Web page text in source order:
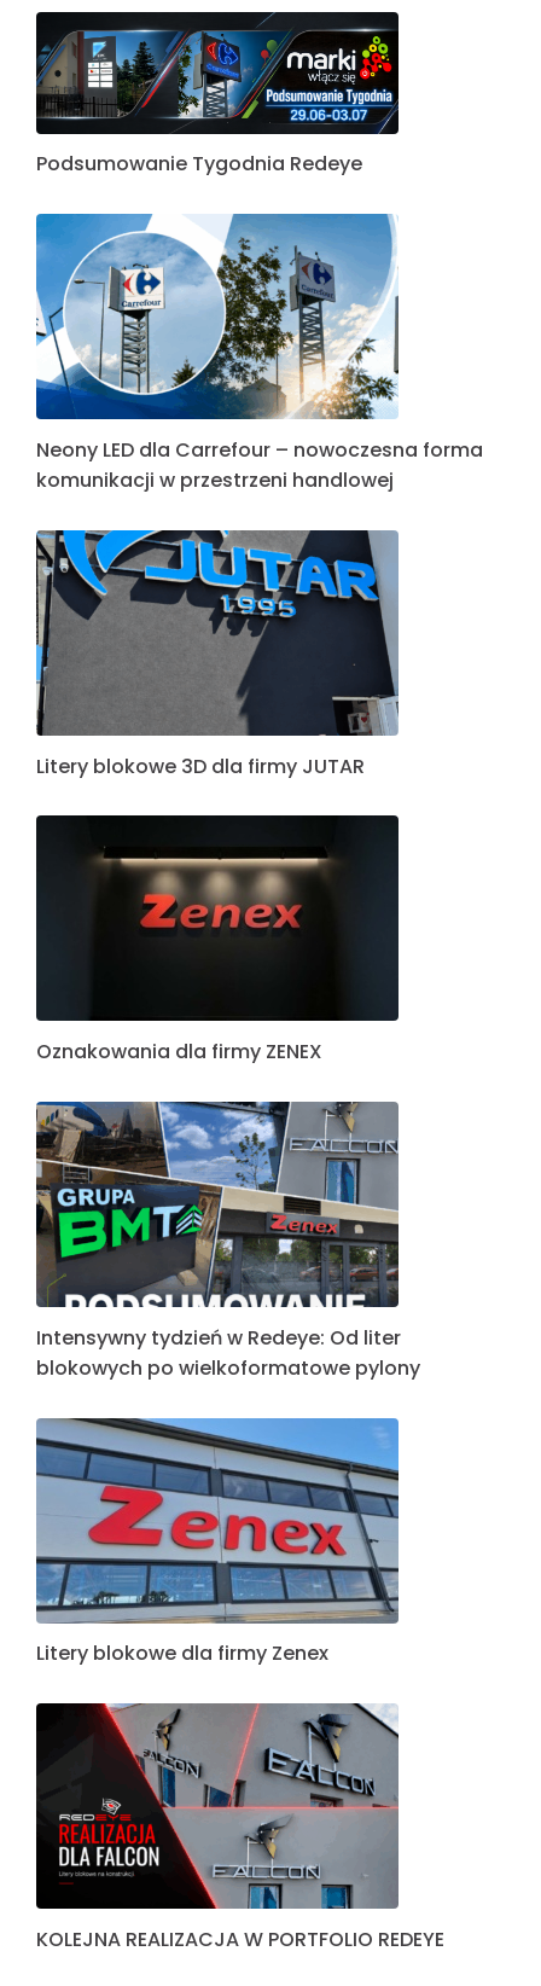
Podsumowanie Tygodnia Redeye
Neony LED dla Carrefour – nowoczesna forma
komunikacji w przestrzeni handlowej
Litery blokowe 3D dla firmy JUTAR
Oznakowania dla firmy ZENEX
Intensywny tydzień w Redeye: Od liter
blokowych po wielkoformatowe pylony
Litery blokowe dla firmy Zenex
KOLEJNA REALIZACJA W PORTFOLIO REDEYE